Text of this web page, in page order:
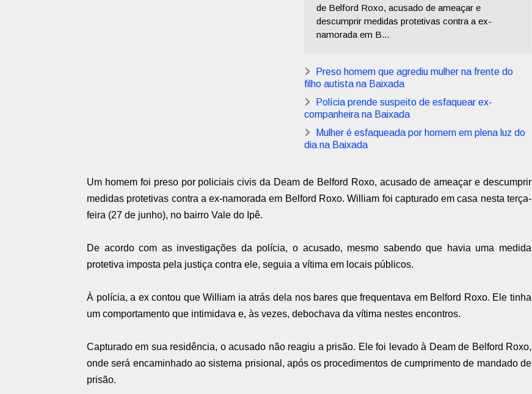
de Belford Roxo, acusado de ameaçar e
descumprir medidas protetivas contra a ex-
namorada em B...
Preso homem que agrediu mulher na frente do
filho autista na Baixada
Polícia prende suspeito de esfaquear ex-
companheira na Baixada
Mulher é esfaqueada por homem em plena luz do
dia na Baixada
Um homem foi preso por policiais civis da Deam de Belford Roxo, acusado de ameaçar e descumprir
medidas protetivas contra a ex-namorada em Belford Roxo. William foi capturado em casa nesta terça-
feira (27 de junho), no bairro Vale do Ipê.
De acordo com as investigações da polícia, o acusado, mesmo sabendo que havia uma medida
protetiva imposta pela justiça contra ele, seguia a vítima em locais públicos.
À polícia, a ex contou que William ia atrás dela nos bares que frequentava em Belford Roxo. Ele tinha
um comportamento que intimidava e, às vezes, debochava da vítima nestes encontros.
Capturado em sua residência, o acusado não reagiu a prisão. Ele foi levado à Deam de Belford Roxo,
onde será encaminhado ao sistema prisional, após os procedimentos de cumprimento de mandado de
prisão.